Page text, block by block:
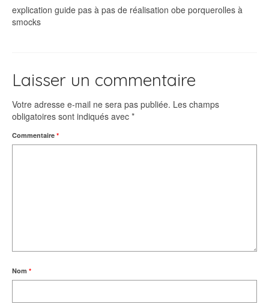
explication guide pas à pas de réalisation obe porquerolles à
smocks
Laisser un commentaire
Votre adresse e-mail ne sera pas publiée. Les champs
obligatoires sont indiqués avec *
Commentaire *
Nom *